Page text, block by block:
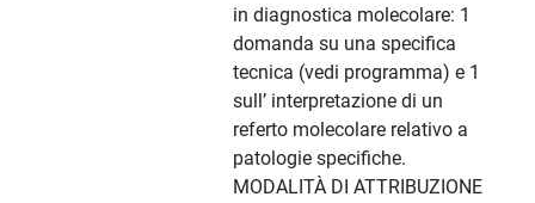
in diagnostica molecolare: 1
domanda su una specifica
tecnica (vedi programma) e 1
sull’ interpretazione di un
referto molecolare relativo a
patologie specifiche.
MODALITÀ DI ATTRIBUZIONE